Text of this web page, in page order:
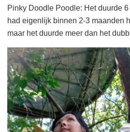
Pinky Doodle Poodle: Het duurde
had eigenlijk binnen 2-3 maanden
maar het duurde meer dan het